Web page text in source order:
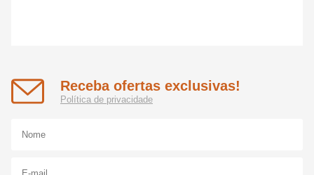
Receba ofertas exclusivas!
Política de privacidade